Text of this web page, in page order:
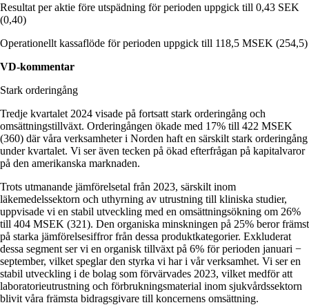
Resultat per aktie före utspädning för perioden uppgick till 0,43 SEK
(0,40)
Operationellt kassaflöde för perioden uppgick till 118,5 MSEK (254,5)
VD-kommentar
Stark orderingång
Tredje kvartalet 2024 visade på fortsatt stark orderingång och
omsättningstillväxt. Orderingången ökade med 17% till 422 MSEK
(360) där våra verksamheter i Norden haft en särskilt stark orderingång
under kvartalet. Vi ser även tecken på ökad efterfrågan på kapitalvaror
på den amerikanska marknaden.
Trots utmanande jämförelsetal från 2023, särskilt inom
läkemedelssektorn och uthyrning av utrustning till kliniska studier,
uppvisade vi en stabil utveckling med en omsättningsökning om 26%
till 404 MSEK (321). Den organiska minskningen på 25% beror främst
på starka jämförelsesiffror från dessa produktkategorier. Exkluderat
dessa segment ser vi en organisk tillväxt på 6% för perioden januari −
september, vilket speglar den styrka vi har i vår verksamhet. Vi ser en
stabil utveckling i de bolag som förvärvades 2023, vilket medför att
laboratorieutrustning och förbrukningsmaterial inom sjukvårdssektorn
blivit våra främsta bidragsgivare till koncernens omsättning.